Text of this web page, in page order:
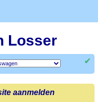
Losser
✔
aanmelden